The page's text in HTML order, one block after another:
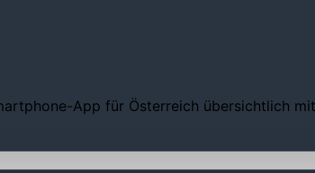
App für Österreich übersichtlich